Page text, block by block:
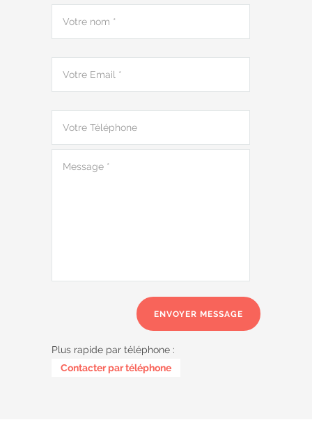
Plus rapide par téléphone :
0487 62 69 26
Contacter par téléphone